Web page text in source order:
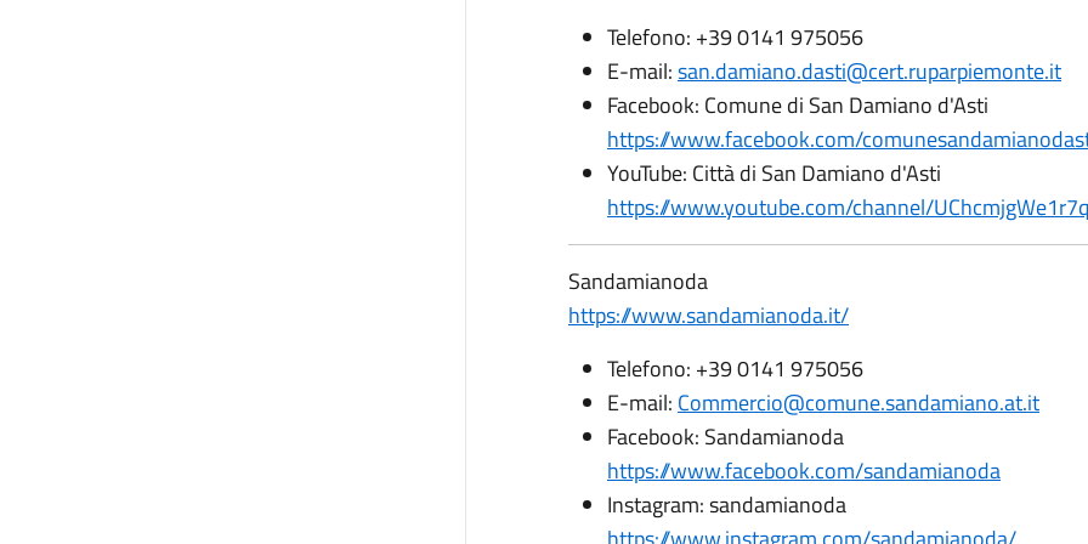
Telefono: +39 0141 975056
E-mail:san.damiano.dasti@cert.ruparpiemonte.it
Facebook: Comune di San Damiano d'Asti
https://www.facebook.com/
YouTube: Città di San Damiano d'Asti
https://www.youtube.com/channel/
Sandamianoda
https://www.sandamianoda.it/
Telefono: +39 0141 975056
E-mail: Commercio@comune.sandamiano.at.it
Facebook: Sandamianoda
https://www.facebook.com/sandamianoda
Instagram: sandamianoda